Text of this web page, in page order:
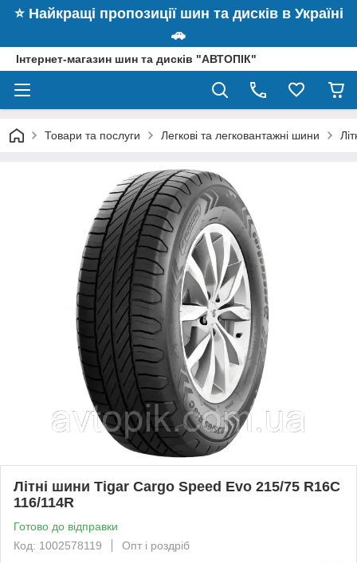
⭐️ Найкращі пропозиції шин та дисків в Україні
🚗
Інтернет-магазин шин та дисків "АВТОПІК"
Товари та послуги Легкові та легковантажні шини
Літні шини Tigar Cargo Speed Evo 215/75 R16C
116/114R
Готово до відправки
Код: 1002578119
Опт і роздріб